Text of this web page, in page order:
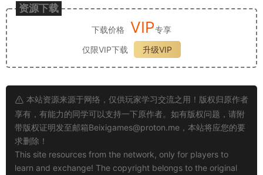
资源下载
下载价格 VIP专享
仅限VIP下载
升级VIP
本站资源来源于网络，仅供玩家学习交流之用！版权归原作者
享有，有能力的同学可以支持一下原作者。如有版权问题，请附
带版权证明发至邮箱Beixigames@proton.me ，本站将应您的要
求删除！
This site resources from the network, only for players to
learn and exchange! The copyright belongs to the original